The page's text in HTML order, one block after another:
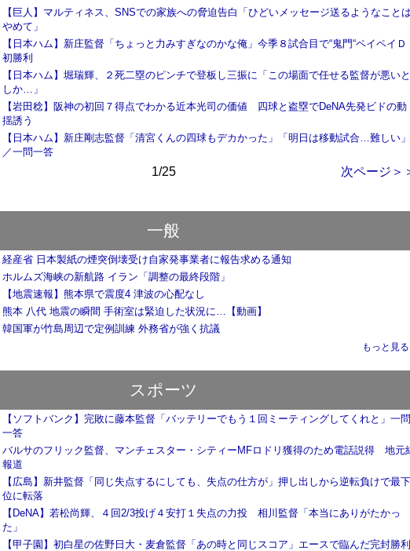
【巨人】マルティネス、SNSでの家族への脅迫告白「ひどいメッセージ送るようなことは
やめて」
【日本ハム】新庄監督「ちょっと力みすぎなのかな俺」今季８試合目で“鬼門“ペイペイＤ
初勝利
【日本ハム】堀瑞輝、２死二塁のピンチで登板し三振に「この場面で任せる監督が悪いと
しか…」
【岩田稔】阪神の初回７得点でわかる近本光司の価値 四球と盗塁でDeNA先発ビドの動
揺誘う
【日本ハム】新庄剛志監督「清宮くんの四球もデカかった」「明日は移動試合…難しい」
／一問一答
1/25 次ページ＞
一般
経産省 日本製紙の煙突倒壊受け自家発事業者に報告求める通知
ホルムズ海峡の新航路 イラン「調整の最終段階」
【地震速報】熊本県で震度4 津波の心配なし
熊本 八代 地震の瞬間 手術室は緊迫した状況に…【動画】
韓国軍が竹島周辺で定例訓練 外務省が強く抗議
もっと見
スポーツ
【ソフトバンク】完敗に藤本監督「バッテリーでもう１回ミーティングしてくれと」一問
一答
バルサのフリック監督、マンチェスター・シティーMFロドリ獲得のため電話説得 地元
報道
【広島】新井監督「同じ失点するにしても、失点の仕方が」押し出しから逆転負けで最下
位に転落
【DeNA】若松尚輝、４回2/3投げ４安打１失点の力投 相川監督「本当にありがたかっ
た」
【甲子園】初白星の佐野日大・麦倉監督「あの時と同じスコア」エースで臨んだ完封勝利